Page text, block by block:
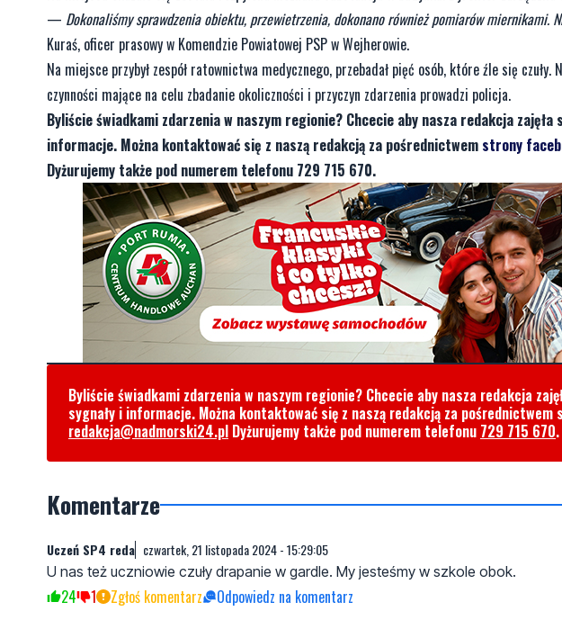
— Dokonaliśmy sprawdzenia obiektu, przewietrzenia, dokonano również pomiarów miernikami.
Kuraś, oficer prasowy w Komendzie Powiatowej PSP w Wejherowie.
Na miejsce przybył zespół ratownictwa medycznego, przebadał pięć osób, które źle się
czynności mające na celu zbadanie okoliczności i przyczyn zdarzenia prowadzi policja.
Byliście świadkami zdarzenia w naszym regionie? Chcecie aby nasza redakcja
informacje. Można kontaktować się z naszą redakcją za pośrednictwem strony
Dyżurujemy także pod numerem telefonu 729 715 670.
Byliście świadkami zdarzenia w naszym regionie? Chcecie aby nasza redakcja
sygnały i informacje. Można kontaktować się z naszą redakcją za
redakcja@nadmorski24.pl Dyżurujemy także pod numerem telefonu 729 715 670.
Komentarze
Uczeń SP4 reda czwartek, 21 listopada 2024 - 15:29:05
U nas też uczniowie czuły drapanie w gardle. My jesteśmy w szkole obok.
24 1 Zgłoś komentarz Odpowiedz na komentarz